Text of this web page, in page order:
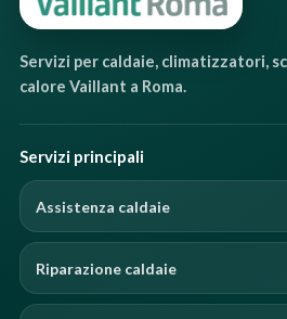
Servizi per caldaie, climatizzatori,
calore Vaillant a Roma.
Servizi principali
Assistenza caldaie
Riparazione caldaie